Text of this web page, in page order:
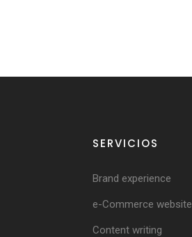
SERVICIOS
Brand experience
e-Commerce website
Content writing